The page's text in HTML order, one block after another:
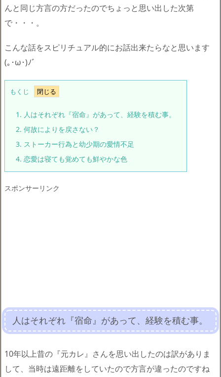
んと同じ方言の方だったのでちょっと思い出した次第
で・・・。
こんな話をスピリチュアル的にお話出来たらなと思います
(｡･ω･)ﾉﾞ
もくじ
1. 人はそれぞれ『宿命』があって、経験を積む事。
2. 何故によりを戻さない？
3. ストーカー行為と幼少期の愛情不足
4. 恋愛は寝ても覚めても鮮やかな色
スポンサーリンク
人はそれぞれ『宿命』があって、経験を積む事。
10年以上昔の『元カレ』さんを思い出したのは訳がありま
して、当時は遠距離をしていたので方言が違ったのですね